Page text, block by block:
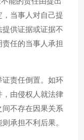
当事人对自己提
供证据或证据不
任的当事人承担
责任倒置。如环
由侵权人就法律
不存在因果关系
承担不利后果。